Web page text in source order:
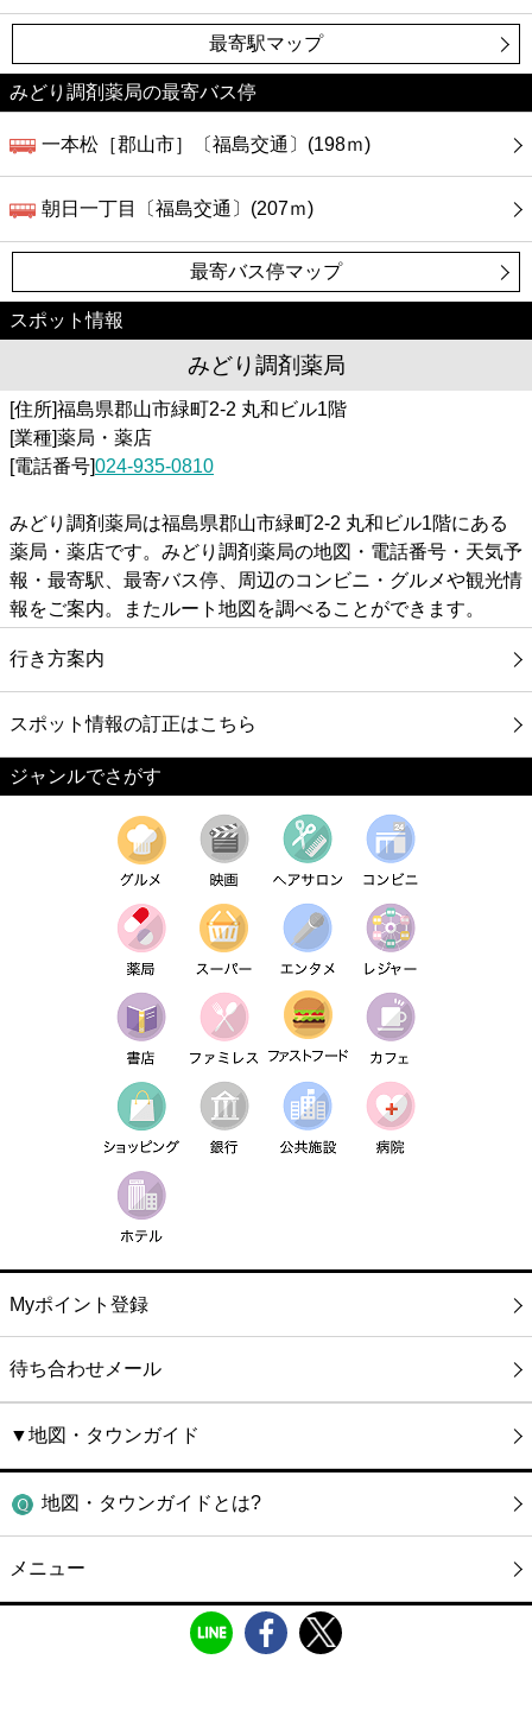
最寄駅マップ
みどり調剤薬局の最寄バス停
一本松［郡山市］〔福島交通〕(198ｍ)
朝日一丁目〔福島交通〕(207ｍ)
最寄バス停マップ
スポット情報
みどり調剤薬局
[住所]福島県郡山市緑町2-2 丸和ビル1階
[業種]薬局・薬店
[電話番号]024-935-0810
みどり調剤薬局は福島県郡山市緑町2-2 丸和ビル1階にある
薬局・薬店です。みどり調剤薬局の地図・電話番号・天気予
報・最寄駅、最寄バス停、周辺のコンビニ・グルメや観光情
報をご案内。またルート地図を調べることができます。
行き方案内
スポット情報の訂正はこちら
ジャンルでさがす
Myポイント登録
待ち合わせメール
▼地図・タウンガイド
地図・タウンガイドとは?
メニュー